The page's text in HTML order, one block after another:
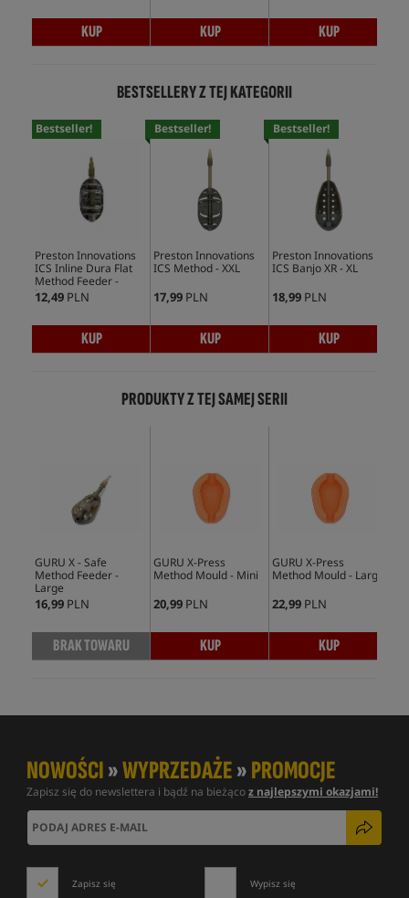
KUP KUP KUP
BESTSELLERY Z TEJ KATEGORII
Bestseller!
Preston Innovations
ICS Inline Dura Flat
Method Feeder -
Large
12,49 PLN
KUP
Bestseller!
Preston Innovations
ICS Method - XXL
17,99 PLN
KUP
Bestseller!
Preston Innovations
ICS Banjo XR - XL
18,99 PLN
KUP
PRODUKTY Z TEJ SAMEJ SERII
GURU X - Safe
Method Feeder -
Large
16,99 PLN
BRAK TOWARU
GURU X-Press
Method Mould - Mini
20,99 PLN
KUP
GURU X-Press
Method Mould - Large
22,99 PLN
KUP
NOWOŚCI»WYPRZEDAŻE»PROMOCJE
Zapisz się do newslettera i bądź na bieżącoz najlepszymi okazjami!
Zapisz się Wypisz się